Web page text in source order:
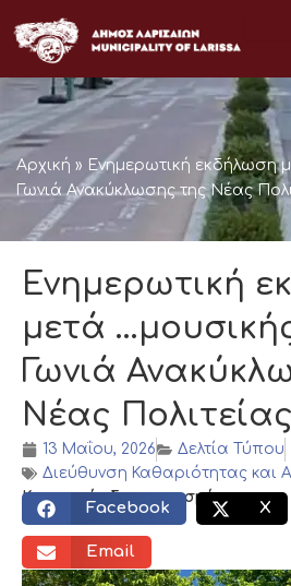
στο
περιεχόμενο
Αρχική » Ενημερωτική εκδήλωση
Γωνιά Ανακύκλωσης της Νέας
Ενημερωτική
μετά
Γωνιά
Νέας Πολιτείας
13 Μαΐου, 2026
Δελτία Τύπου
Διεύθυνση Καθαριότητας και
Κοινωνικός διαμοιρασμός:
Facebook X
Email